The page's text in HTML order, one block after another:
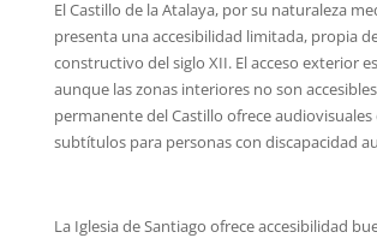
El Castillo de la Atalaya, por su naturaleza
presenta una accesibilidad limitada, propia
constructivo del siglo XII. El acceso exterior
aunque las zonas interiores no son
permanente del Castillo ofrece
subtítulos para personas con discapacidad
La Iglesia de Santiago ofrece accesibilidad